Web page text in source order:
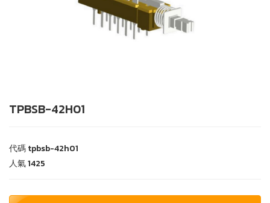
TPBSB-42H01
代碼tpbsb-42h01
人氣1425